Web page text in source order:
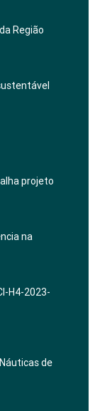
Região
projeto
na
H4-2023-
de